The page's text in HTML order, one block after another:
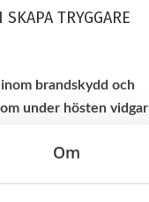
Om
TRYGGARE
brandskydd och
under hösten vidgar